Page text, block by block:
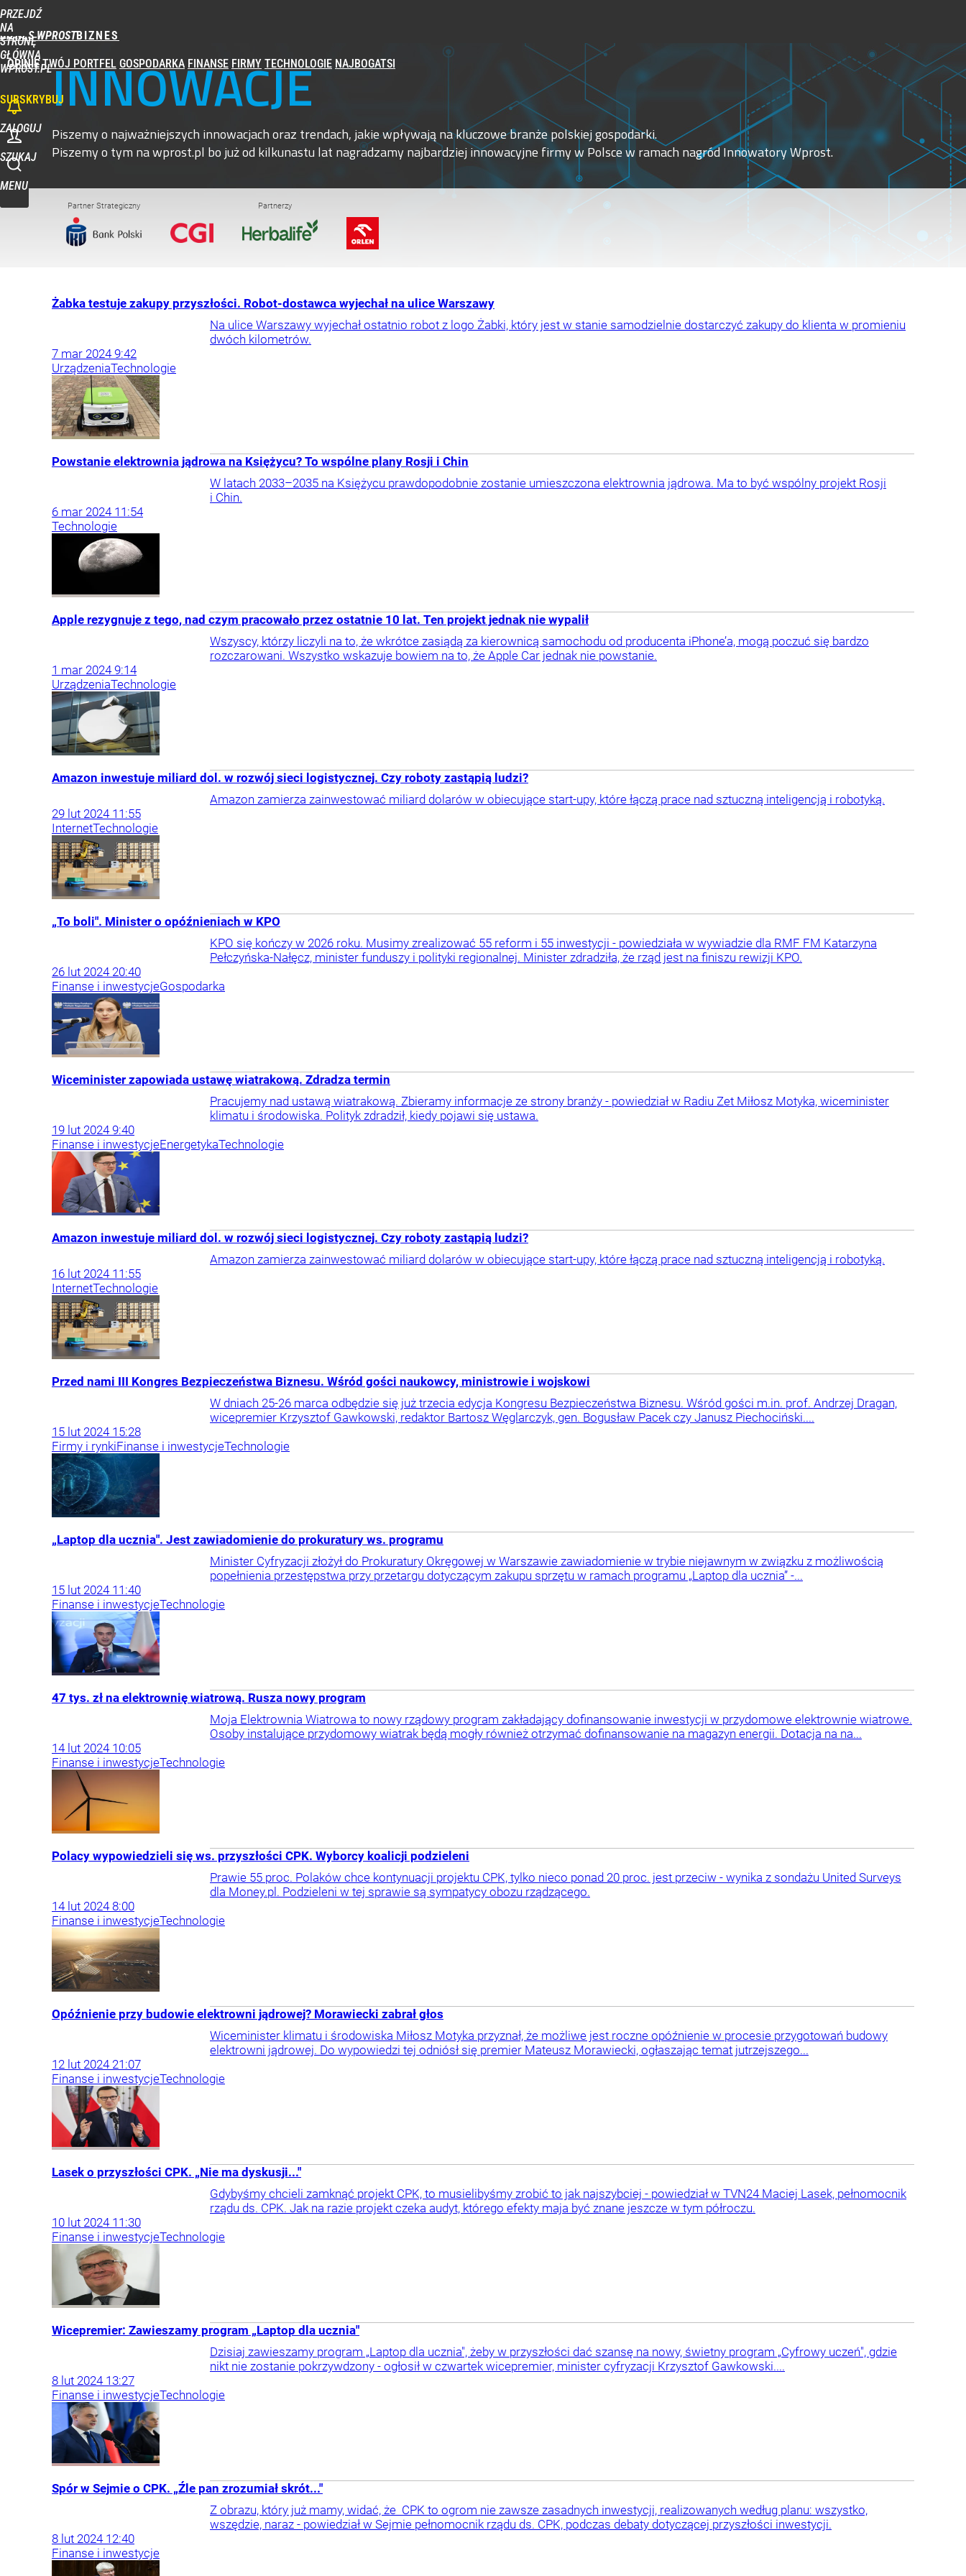
PRZEJDŹ
NA
STRONĘ
GŁÓWNĄ
WPROST.PL
BIZNES WPROST
OPINIE TWÓJ PORTFEL GOSPODARKA FINANSE FIRMY TECHNOLOGIE NAJBOGATSI
SUBSKRYBUJ
ZALOGUJ
SZUKAJ
MENU
INNOWACJE
Piszemy o najważniejszych innowacjach oraz trendach, jakie wpływają na kluczowe branże polskiej gospodarki.
Piszemy o tym na wprost.pl bo już od kilkunastu lat nagradzamy najbardziej innowacyjne firmy w Polsce w ramach nagród Innowatory Wprost.
Partner Strategiczny Partnerzy
Żabka testuje zakupy przyszłości. Robot-dostawca wyjechał na ulice Warszawy
Na ulice Warszawy wyjechał ostatnio robot z logo Żabki, który jest w stanie samodzielnie dostarczyć zakupy do klienta w promieniu
dwóch kilometrów.
7 mar 2024 9:42
UrządzeniaTechnologie
Powstanie elektrownia jądrowa na Księżycu? To wspólne plany Rosji i Chin
W latach 2033–2035 na Księżycu prawdopodobnie zostanie umieszczona elektrownia jądrowa. Ma to być wspólny projekt Rosji
i Chin.
6 mar 2024 11:54
Technologie
Apple rezygnuje z tego, nad czym pracowało przez ostatnie 10 lat. Ten projekt jednak nie wypalił
Wszyscy, którzy liczyli na to, że wkrótce zasiądą za kierownicą samochodu od producenta iPhone’a, mogą poczuć się bardzo
rozczarowani. Wszystko wskazuje bowiem na to, że Apple Car jednak nie powstanie.
1 mar 2024 9:14
UrządzeniaTechnologie
Amazon inwestuje miliard dol. w rozwój sieci logistycznej. Czy roboty zastąpią ludzi?
Amazon zamierza zainwestować miliard dolarów w obiecujące start-upy, które łączą prace nad sztuczną inteligencją i robotyką.
29 lut 2024 11:55
InternetTechnologie
„To boli". Minister o opóźnieniach w KPO
KPO się kończy w 2026 roku. Musimy zrealizować 55 reform i 55 inwestycji - powiedziała w wywiadzie dla RMF FM Katarzyna
Pełczyńska-Nałęcz, minister funduszy i polityki regionalnej. Minister zdradziła, że rząd jest na finiszu rewizji KPO.
26 lut 2024 20:40
Finanse i inwestycjeGospodarka
Wiceminister zapowiada ustawę wiatrakową. Zdradza termin
Pracujemy nad ustawą wiatrakową. Zbieramy informacje ze strony branży - powiedział w Radiu Zet Miłosz Motyka, wiceminister
klimatu i środowiska. Polityk zdradził, kiedy pojawi się ustawa.
19 lut 2024 9:40
Finanse i inwestycjeEnergetykaTechnologie
Amazon inwestuje miliard dol. w rozwój sieci logistycznej. Czy roboty zastąpią ludzi?
Amazon zamierza zainwestować miliard dolarów w obiecujące start-upy, które łączą prace nad sztuczną inteligencją i robotyką.
16 lut 2024 11:55
InternetTechnologie
Przed nami III Kongres Bezpieczeństwa Biznesu. Wśród gości naukowcy, ministrowie i wojskowi
W dniach 25-26 marca odbędzie się już trzecia edycja Kongresu Bezpieczeństwa Biznesu. Wśród gości m.in. prof. Andrzej Dragan,
wicepremier Krzysztof Gawkowski, redaktor Bartosz Węglarczyk, gen. Bogusław Pacek czy Janusz Piechociński....
15 lut 2024 15:28
Firmy i rynkiFinanse i inwestycjeTechnologie
„Laptop dla ucznia". Jest zawiadomienie do prokuratury ws. programu
Minister Cyfryzacji złożył do Prokuratury Okręgowej w Warszawie zawiadomienie w trybie niejawnym w związku z możliwością
popełnienia przestępstwa przy przetargu dotyczącym zakupu sprzętu w ramach programu „Laptop dla ucznia” -...
15 lut 2024 11:40
Finanse i inwestycjeTechnologie
47 tys. zł na elektrownię wiatrową. Rusza nowy program
Moja Elektrownia Wiatrowa to nowy rządowy program zakładający dofinansowanie inwestycji w przydomowe elektrownie wiatrowe.
Osoby instalujące przydomowy wiatrak będą mogły również otrzymać dofinansowanie na magazyn energii. Dotacja na na...
14 lut 2024 10:05
Finanse i inwestycjeTechnologie
Polacy wypowiedzieli się ws. przyszłości CPK. Wyborcy koalicji podzieleni
Prawie 55 proc. Polaków chce kontynuacji projektu CPK, tylko nieco ponad 20 proc. jest przeciw - wynika z sondażu United Surveys
dla Money.pl. Podzieleni w tej sprawie są sympatycy obozu rządzącego.
14 lut 2024 8:00
Finanse i inwestycjeTechnologie
Opóźnienie przy budowie elektrowni jądrowej? Morawiecki zabrał głos
Wiceminister klimatu i środowiska Miłosz Motyka przyznał, że możliwe jest roczne opóźnienie w procesie przygotowań budowy
elektrowni jądrowej. Do wypowiedzi tej odniósł się premier Mateusz Morawiecki, ogłaszając temat jutrzejszego...
12 lut 2024 21:07
Finanse i inwestycjeTechnologie
Lasek o przyszłości CPK. „Nie ma dyskusji..."
Gdybyśmy chcieli zamknąć projekt CPK, to musielibyśmy zrobić to jak najszybciej - powiedział w TVN24 Maciej Lasek, pełnomocnik
rządu ds. CPK. Jak na razie projekt czeka audyt, którego efekty maja być znane jeszcze w tym półroczu.
10 lut 2024 11:30
Finanse i inwestycjeTechnologie
Wicepremier: Zawieszamy program „Laptop dla ucznia"
Dzisiaj zawieszamy program „Laptop dla ucznia", żeby w przyszłości dać szansę na nowy, świetny program „Cyfrowy uczeń", gdzie
nikt nie zostanie pokrzywdzony - ogłosił w czwartek wicepremier, minister cyfryzacji Krzysztof Gawkowski....
8 lut 2024 13:27
Finanse i inwestycjeTechnologie
Spór w Sejmie o CPK. „Źle pan zrozumiał skrót..."
Z obrazu, który już mamy, widać, że CPK to ogrom nie zawsze zasadnych inwestycji, realizowanych według planu: wszystko,
wszędzie, naraz - powiedział w Sejmie pełnomocnik rządu ds. CPK, podczas debaty dotyczącej przyszłości inwestycji.
8 lut 2024 12:40
Finanse i inwestycje